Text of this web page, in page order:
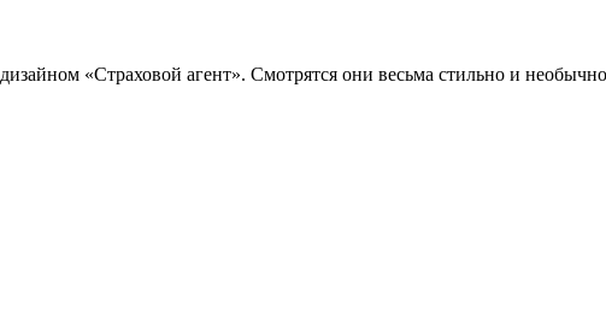
«Страховой агент». Смотрятся они весьма стильно и